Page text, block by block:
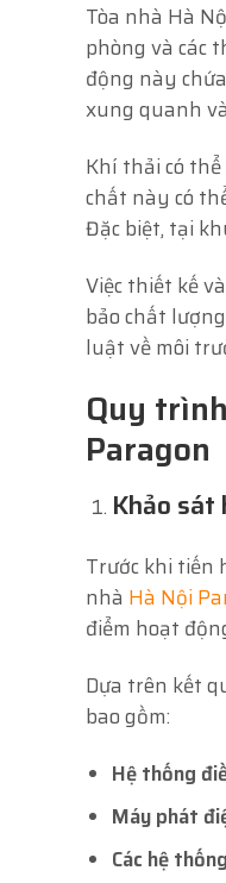
Tòa nhà Hà
phòng và các
động này
xung quanh
Khí thải có
chất này có
Đặc biệt, tại
Việc thiết kế
bảo chất
luật về môi
Quy
Paragon
Khảo sát
Trước khi tiến
nhà Hà Nội
điểm hoạt
Dựa trên kết
bao gồm:
Hệ thống
Máy phát
Các hệ